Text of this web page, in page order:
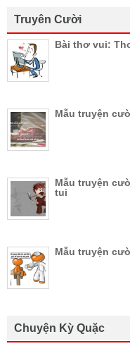
Truyên Cười
Bài thơ vui:
Mẫu truyện
Mẫu truyện
tui
Mẫu truyện
Chuyện Kỳ Quặc